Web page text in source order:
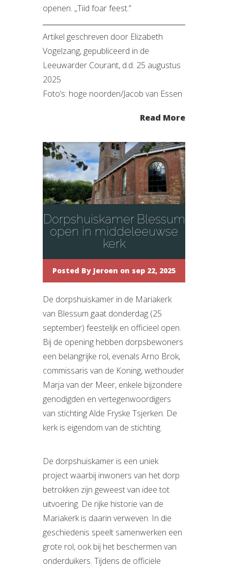
openen. „Tiid foar feest.”
Artikel geschreven door Elizabeth
Vogelzang, gepubliceerd in de
Leeuwarder Courant, d.d. 25 augustus
2025
Foto’s: hoge noorden/Jacob van Essen
Read More
Dorpshuiskamer Blessum
open in middeleeuwse
kerk
Posted By Jeroen on sep 22, 2025
De dorpshuiskamer in de Mariakerk
van Blessum gaat donderdag (25
september) feestelijk en officieel open.
Bij de opening hebben dorpsbewoners
een belangrijke rol, evenals Arno Brok,
commissaris van de Koning, wethouder
Marja van der Meer, enkele bijzondere
genodigden en vertegenwoordigers
van stichting Alde Fryske Tsjerken. De
kerk is eigendom van de stichting.
De dorpshuiskamer is een uniek
project waarbij inwoners van het dorp
betrokken zijn geweest van idee tot
uitvoering. De rijke historie van de
Mariakerk is daarin verweven. In die
geschiedenis speelt samenwerken een
grote rol, ook bij het beschermen van
onderduikers. Tijdens de officiële